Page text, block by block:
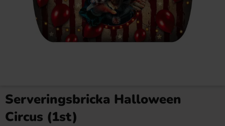
Serveringsbricka Halloween
Circus (1st)